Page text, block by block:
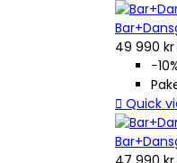
49 990 kr
 Quick